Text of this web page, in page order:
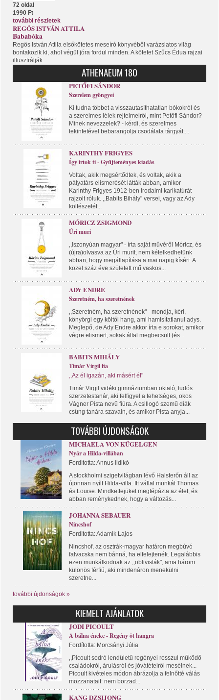
72 oldal
1990 Ft
további részletek
REGÖS ISTVÁN ATTILA
Bababóka
Regös István Attila elsőkötetes meseíró könyvéből varázslatos világ
bontakozik ki, ahol végül jóra fordul minden. A kötetet Szűcs Édua rajzai
illusztrálják.
ATHENAEUM 180
PETŐFI SÁNDOR
Szerelem gyöngyei
Ki tudna többet a visszautasíthatatlan bókokról és
a szerelmes lélek rejtelmeiről, mint Petőfi Sándor?
Minek nevezzelek? - kérdi, és szerelmes
tekintetével bebarangolja csodálata tárgyát....
KARINTHY FRIGYES
Így írtok ti - Gyűjteményes kiadás
Voltak, akik megsértődtek, és voltak, akik a
pályatárs elismerését látták abban, amikor
Karinthy Frigyes 1912-ben irodalmi karikatúrát
rajzolt róluk. ,,Babits Bihály" versei, vagy az Ady
költészetét...
MÓRICZ ZSIGMOND
Úri muri
,,Iszonyúan magyar" - írta saját művéről Móricz, és
(újra)olvasva az Úri murit, nem kételkedhetünk
abban, hogy megállapítása a mai napig kísért. A
közel száz éve született mű vaskos...
ADY ENDRE
Szeretném, ha szeretnének
,,Szeretném, ha szeretnének" - mondja, kéri,
könyörgi egy költői hang, ami hamisítatlanul adys.
Meglepő, de Ady Endre akkor írta e sorokat, amikor
végre elismert, sokak által megbecsült (és...
BABITS MIHÁLY
Timár Virgil fia
,,Az él igazán, aki másért él"
Timár Virgil vidéki gimnáziumban oktató, tudós
szerzetestanár, aki felfigyel a tehetséges, okos
Vágner Pista nevű fiúra. A csillogó szemű diák
csüng tanára szavain, és amikor Pista anyja...
TOVÁBBI ÚJDONSÁGOK
MICHAELA VON KÜGELGEN
Nyár a Hilda-villában
Fordította: Annus Ildikó
A stockholmi szigetvilágban lévő Halsterőn áll az
újonnan nyílt Hilda-villa. Itt vállal munkát Thomas
és Louise. Mindkettejüket megtépázta az élet, és
abban reménykednek, hogy a változás...
JOHANNA SEBAUER
Nincshof
Fordította: Adamik Lajos
Nincshof, az osztrák-magyar határon megbúvó
falvacska nem bánná, ha elfelejtenék. Legalábbis
ezen munkálkodnak az ,,oblivisták", ama három
különös férfiú, aki mindenáron menekülni
szeretne...
további újdonságok »
KIEMELT AJÁNLATOK
JODI PICOULT
A bálna éneke - Regény öt hangra
Fordította: Morcsányi Júlia
,,Picoult sodró lendületű regényei rosszul működő
családokról, árulásról és jóvátételről mesélnek...
Picoult kivételes módon ábrázolja a felnőtté válás
mozzanatait: nem borzad...
KANG DZSIJONG